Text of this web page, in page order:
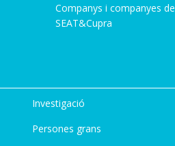
Companys i companyes de
SEAT&Cupra
Investigació
Persones grans